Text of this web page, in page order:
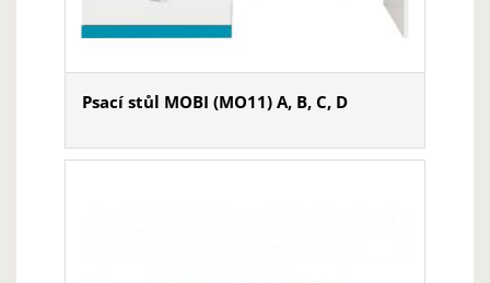
Psací stůl MOBI (MO11) A, B, C, D